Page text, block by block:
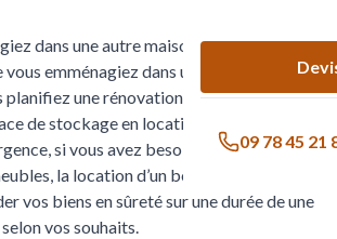
09 78 45 21
dans une autre maison ou à dans un
vous emménagiez dans une habitation plus
planifiez une rénovation, nous vous
de stockage en location. Super pratique
si vous avez besoin d’entreposer
la location d’un box vous peut
vos biens en sûreté sur une durée de une
vos souhaits.